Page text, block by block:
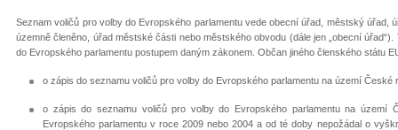
Seznam voličů pro volby do Evropského parlamentu vede obecní úřad, městský úřad,
územně členěno, úřad městské části nebo městského obvodu (dále jen „obecní
do Evropského parlamentu postupem daným zákonem. Občan jiného členského státu
o zápis do seznamu voličů pro volby do Evropského parlamentu na území České
o zápis do seznamu voličů pro volby do Evropského parlamentu na území
Evropského parlamentu v roce 2009 nebo 2004 a od té doby nepožádal o